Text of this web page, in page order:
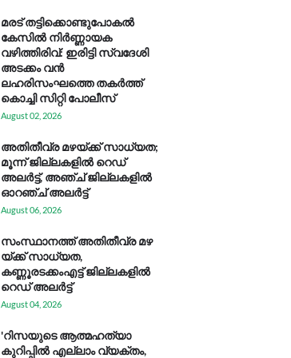
മരട് തട്ടിക്കൊണ്ടുപോകൽ
കേസിൽ നിർണ്ണായക
വഴിത്തിരിവ്: ഇരിട്ടി സ്വദേശി
അടക്കം വൻ
ലഹരിസംഘത്തെ തകർത്ത്
കൊച്ചി സിറ്റി പോലീസ്
August 02, 2026
അതിതീവ്ര മഴയ്ക്ക് സാധ്യത;
മൂന്ന് ജില്ലകളിൽ റെഡ്
അലർട്ട്, അഞ്ച് ജില്ലകളിൽ
ഓറഞ്ച് അലർട്ട്
August 06, 2026
സം​സ്ഥാ​ന​ത്ത് അ​തി​തീ​വ്ര മ​ഴ​
യ്ക്ക് സാ​ധ്യ​ത,
കണ്ണൂരടക്കംഎ​ട്ട് ജി​ല്ല​ക​ളി​ൽ
റെ​ഡ് അ​ലർ​ട്ട്
August 04, 2026
'റിസയുടെ ആത്മഹത്യാ
കുറിപ്പിൽ എല്ലാം വ്യക്തം,